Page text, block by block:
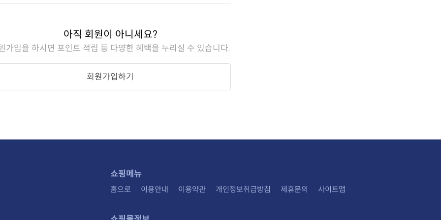
아직 회원이 아니세요?
가입을 하시면 포인트 적립 등 다양한 혜택을 누리실 수 있습니다.
회원가입하기
쇼핑메뉴
홈으로 이용안내 이용약관 개인정보취급방침 제휴문의 사이트맵